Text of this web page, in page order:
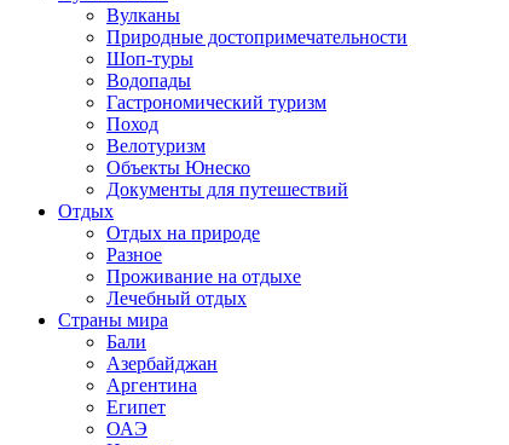
Вулканы
Природные достопримечательности
Шоп-туры
Водопады
Гастрономический туризм
Поход
Велотуризм
Объекты Юнеско
Документы для путешествий
Отдых
Отдых на природе
Разное
Проживание на отдыхе
Лечебный отдых
Страны мира
Бали
Азербайджан
Аргентина
Египет
ОАЭ